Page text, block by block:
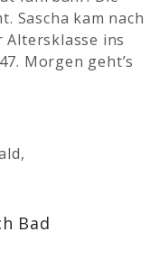
Sascha kam nach
Altersklasse ins
Morgen geht’s
Bad